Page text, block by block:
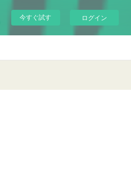
今すぐ試す ログイン